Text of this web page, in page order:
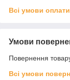
Всі умови оплати
Умови
Повернення
Всі умови